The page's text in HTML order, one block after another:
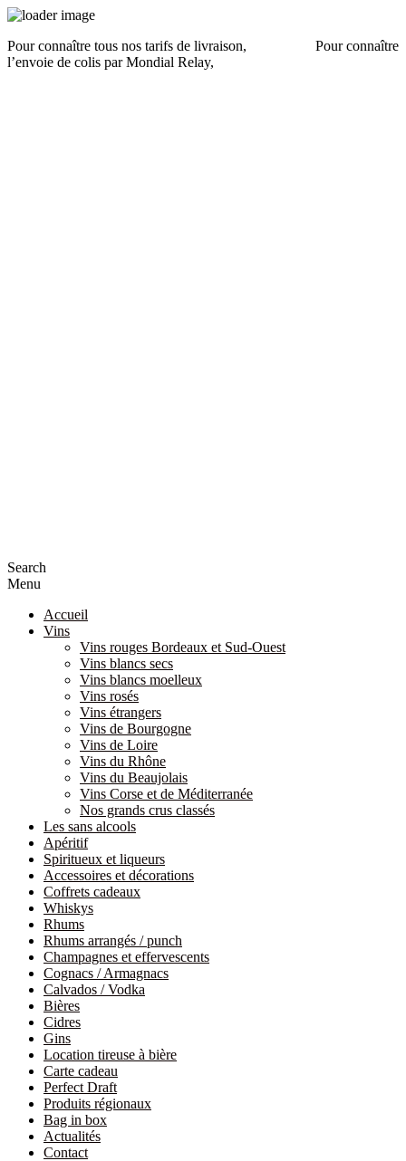
Pour connaître tous nos tarifs de livraison,
Pour connaître
l’envoie de colis par Mondial Relay,
Search
Menu
Accueil
Vins
Vins rouges Bordeaux et Sud-Ouest
Vins blancs secs
Vins blancs moelleux
Vins rosés
Vins étrangers
Vins de Bourgogne
Vins de Loire
Vins du Rhône
Vins du Beaujolais
Vins Corse et de Méditerranée
Nos grands crus classés
Les sans alcools
Apéritif
Spiritueux et liqueurs
Accessoires et décorations
Coffrets cadeaux
Whiskys
Rhums
Rhums arrangés / punch
Champagnes et effervescents
Cognacs / Armagnacs
Calvados / Vodka
Bières
Cidres
Gins
Location tireuse à bière
Carte cadeau
Perfect Draft
Produits régionaux
Bag in box
Actualités
Contact